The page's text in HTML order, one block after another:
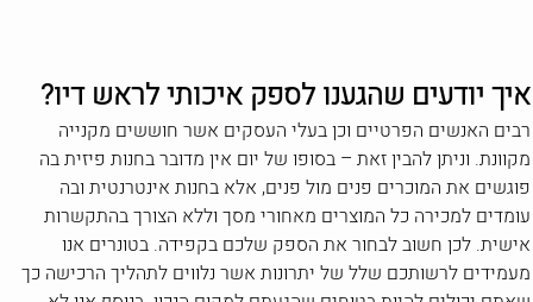
איך יודעים שהגענו לספק איכותי לראש דיו?
רבים האנשים הפרטיים וכן בעלי העסקים אשר חוששים מקנייה
מקוונת. וניתן להבין זאת – בסופו של יום אין מדובר בחנות פיזית בה
פוגשים את המוכרים פנים מול פנים, אלא בחנות אינטרנטית ובה
עומדים למכירה כל המוצרים מאחורי מסך וללא הצורך בהתקשרות
אישית. לכן חשוב לבחור את הספק שלכם בקפידה. בטונרים אנו
מעמידים לרשותכם שלל של יתרונות אשר נלווים לתהליך הרכישה כך